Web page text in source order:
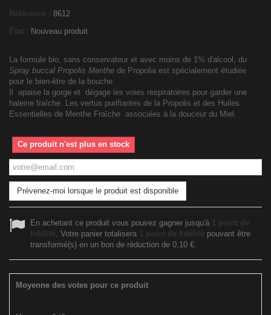
Référence : 8612
État : Nouveau produit
La formule bio, sans conservateur et avec moins de 1% d'alcool, du
Spray buccal Propolis Menthe de Propolia est spécialement étudiée
pour le bien-être de la bouche.
Il apaise la gorge et dégage les voies respiratoires pour garder une
haleine fraîche. Les vertus purifiantes de la Propolis et des Huiles
Essentielles de Menthe Fraîche associées à la douceur du Miel.
Ce produit n'est plus en stock
Prévenez-moi lorsque le produit est disponible
En achetant ce produit vous pouvez gagner jusqu'à 1 point de
fidélité. Votre panier totalisera 1 point de fidélité pouvant être
transformé(s) en un bon de réduction de 0,10 €.
Moyenne des votes pour ce produit